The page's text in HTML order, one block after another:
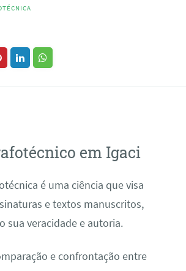
em Igaci
é uma ciência que visa
e textos manuscritos,
sua veracidade e autoria.
e confrontação entre